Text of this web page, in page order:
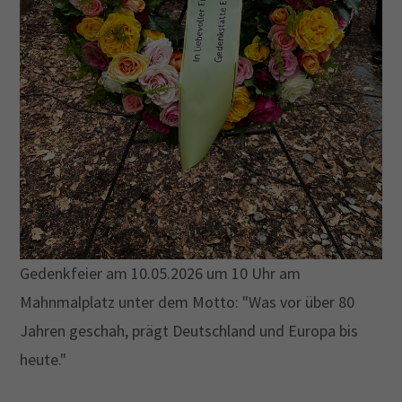
Gedenkfeier am 10.05.2026 um 10 Uhr am
Mahnmalplatz unter dem Motto: "Was vor über 80
Jahren geschah, prägt Deutschland und Europa bis
heute."